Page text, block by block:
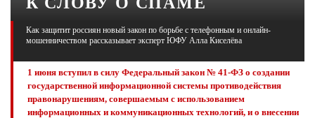
ЖУРНАЛ
Как защитит россиян новый закон по борьбе с телефонным и онлайн-
мошенничеством рассказывает эксперт ЮФУ Алла Киселёва
1 июня вступил в силу Федеральный закон № 41-ФЗ о создании
государственной информационной системы противодействия
правонарушениям, совершаемым с использованием
информационных и коммуникационных технологий, и о внесении